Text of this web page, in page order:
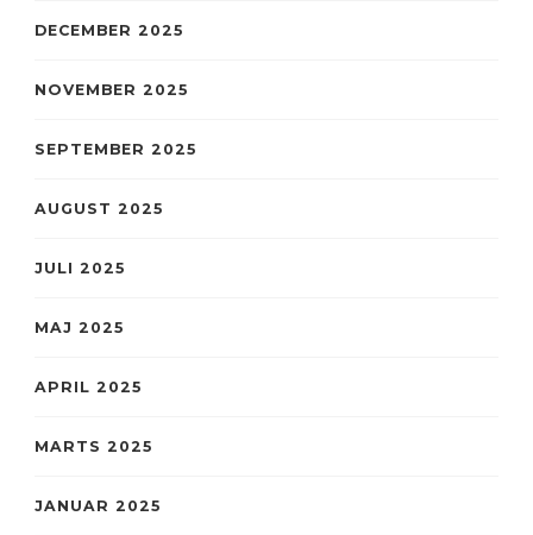
DECEMBER 2025
NOVEMBER 2025
SEPTEMBER 2025
AUGUST 2025
JULI 2025
MAJ 2025
APRIL 2025
MARTS 2025
JANUAR 2025